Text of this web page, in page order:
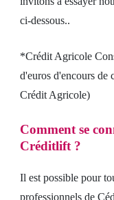
ci-dessous..
*Crédit Agricole
d'euros d'encours de
Crédit Agricole)
Comment se
Créditlift ?
Il est possible pour
professionnels de